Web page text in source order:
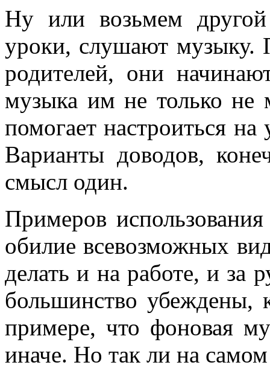
Ну или возьмем
уроки, слушают музыку.
родителей, они
музыка им не только не
помогает настроиться
Варианты доводов,
смысл один.
Примеров
обилие всевозможных
делать и на работе, и за
большинство
примере, что фоновая
иначе. Но так ли на самом